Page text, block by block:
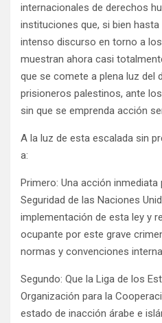
internacionales de derechos
instituciones que, si bien
intenso discurso en torno a
muestran ahora casi
que se comete a plena luz del
prisioneros palestinos, ante
sin que se emprenda acción
A la luz de esta escalada sin
a:
Primero: Una acción
Seguridad de las Naciones
implementación de esta ley y
ocupante por este grave
normas y convenciones
Segundo: Que la Liga de los
Organización para la
estado de inacción árabe e